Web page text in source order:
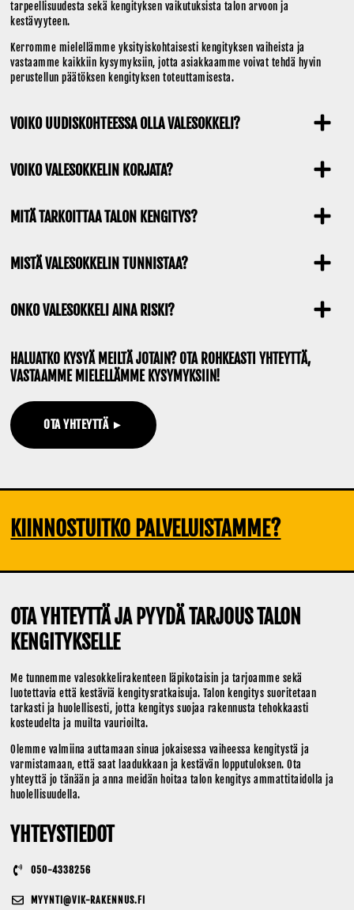
tarpeellisuudesta sekä kengityksen vaikutuksista talon arvoon ja
kestävyyteen.
Kerromme mielellämme yksityiskohtaisesti kengityksen vaiheista ja
vastaamme kaikkiin kysymyksiin, jotta asiakkaamme voivat tehdä hyvin
perustellun päätöksen kengityksen toteuttamisesta.
VOIKO UUDISKOHTEESSA OLLA VALESOKKELI?
VOIKO VALESOKKELIN KORJATA?
MITÄ TARKOITTAA TALON KENGITYS?
MISTÄ VALESOKKELIN TUNNISTAA?
ONKO VALESOKKELI AINA RISKI?
HALUATKO KYSYÄ MEILTÄ JOTAIN? OTA ROHKEASTI YHTEYTTÄ,
VASTAAMME MIELELLÄMME KYSYMYKSIIN!
OTA YHTEYTTÄ ►
KIINNOSTUITKO PALVELUISTAMME?
OTA YHTEYTTÄ JA PYYDÄ TARJOUS TALON
KENGITYKSELLE
Me tunnemme valesokkelirakenteen läpikotaisin ja tarjoamme sekä
luotettavia että kestäviä kengitysratkaisuja. Talon kengitys suoritetaan
tarkasti ja huolellisesti, jotta kengitys suojaa rakennusta tehokkaasti
kosteudelta ja muilta vaurioilta.
Olemme valmiina auttamaan sinua jokaisessa vaiheessa kengitystä ja
varmistamaan, että saat laadukkaan ja kestävän lopputuloksen. Ota
yhteyttä jo tänään ja anna meidän hoitaa talon kengitys ammattitaidolla ja
huolellisuudella.
YHTEYSTIEDOT
050-4338256
MYYNTI@VIK-RAKENNUS.FI